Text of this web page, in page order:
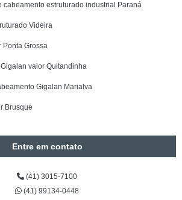
cabeamento estruturado industrial Paraná
Videira
Ponta Grossa
valor Quitandinha
Gigalan Marialva
Brusque
Entre em contato
(41) 3015-7100
(41) 99134-0448